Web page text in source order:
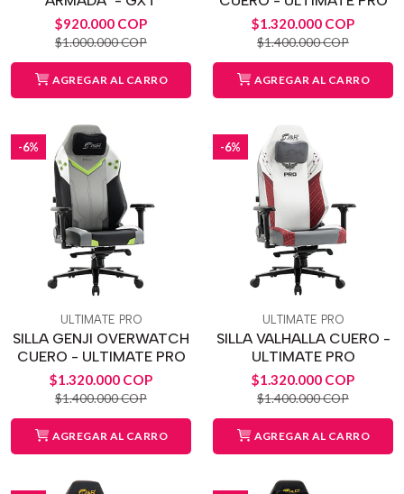
$920.000 COP
$1.000.000 COP
AGREGAR AL CARRO
$1.320.000 COP
$1.400.000 COP
AGREGAR AL CARRO
-6%
ULTIMATE PRO
SILLA GENJI OVERWATCH
CUERO - ULTIMATE PRO
$1.320.000 COP
$1.400.000 COP
AGREGAR AL CARRO
-6%
ULTIMATE PRO
SILLA VALHALLA CUERO -
ULTIMATE PRO
$1.320.000 COP
$1.400.000 COP
AGREGAR AL CARRO